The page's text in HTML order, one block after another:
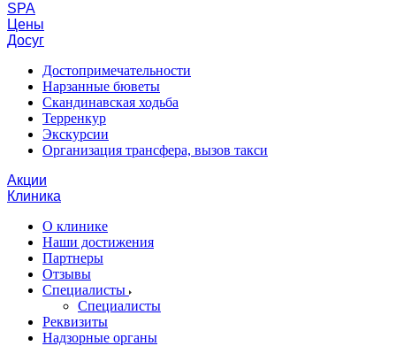
SPA
Цены
Досуг
Достопримечательности
Нарзанные бюветы
Скандинавская ходьба
Терренкур
Экскурсии
Организация трансфера, вызов такси
Акции
Клиника
О клинике
Наши достижения
Партнеры
Отзывы
Специалисты
Специалисты
Реквизиты
Надзорные органы